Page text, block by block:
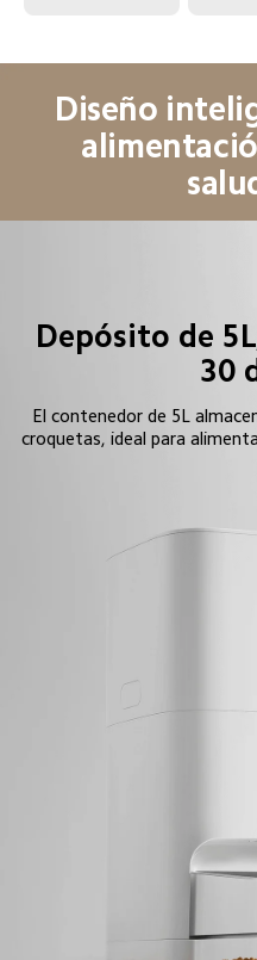
Diseño
Depósito de
30
El contenedor de 5L
croquetas, ideal para